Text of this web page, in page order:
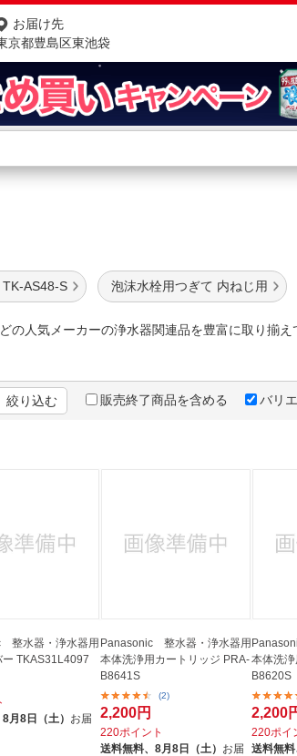
お届け先
京都豊島区東池袋
一覧からさがす
サポート
ガイド
る質問・お問合せ
AS48-S 泡沫水栓用つぎて 内ねじ用
の人気メーカーの浄水器関連品を豊富に取り揃え
絞り込む 販売終了商品を含める バリ
整水器・浄水器用
ー TKAS31L4097
8月8日（土） お届
Panasonic 整水器・浄水器用
本体洗浄用カートリッジ PRA-
B8641S
(2)
2,200円
220ポイント
送料無料、 8月8日（土） お届
本体洗
B8620S
2,200
220ポイ
送料無